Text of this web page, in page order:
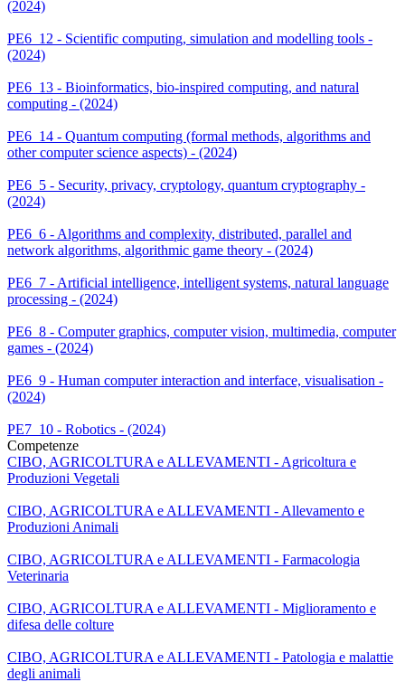
(2024)
PE6_12 - Scientific computing, simulation and modelling tools -
(2024)
PE6_13 - Bioinformatics, bio-inspired computing, and natural
computing - (2024)
PE6_14 - Quantum computing (formal methods, algorithms and
other computer science aspects) - (2024)
PE6_5 - Security, privacy, cryptology, quantum cryptography -
(2024)
PE6_6 - Algorithms and complexity, distributed, parallel and
network algorithms, algorithmic game theory - (2024)
PE6_7 - Artificial intelligence, intelligent systems, natural language
processing - (2024)
PE6_8 - Computer graphics, computer vision, multimedia, computer
games - (2024)
PE6_9 - Human computer interaction and interface, visualisation -
(2024)
PE7_10 - Robotics - (2024)
Competenze
CIBO, AGRICOLTURA e ALLEVAMENTI - Agricoltura e
Produzioni Vegetali
CIBO, AGRICOLTURA e ALLEVAMENTI - Allevamento e
Produzioni Animali
CIBO, AGRICOLTURA e ALLEVAMENTI - Farmacologia
Veterinaria
CIBO, AGRICOLTURA e ALLEVAMENTI - Miglioramento e
difesa delle colture
CIBO, AGRICOLTURA e ALLEVAMENTI - Patologia e malattie
degli animali